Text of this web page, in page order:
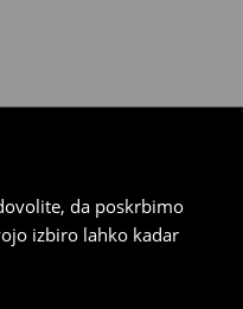
da poskrbimo
izbiro lahko kadar